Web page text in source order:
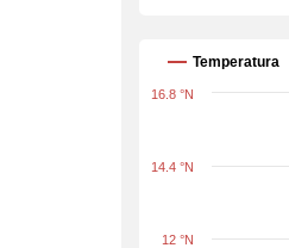
Temperatura
12 °N
14.4 °N
16.8 °N